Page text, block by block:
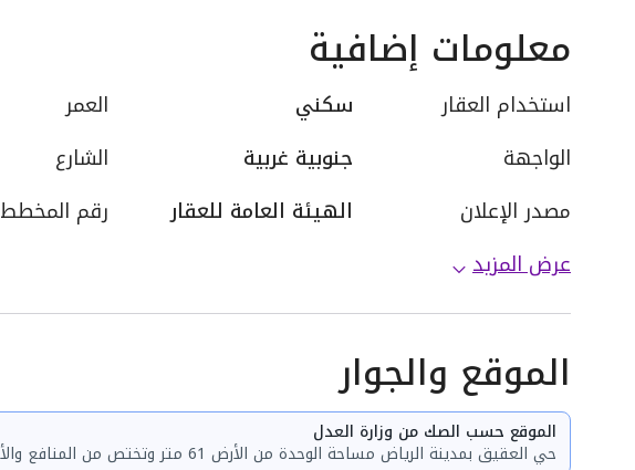
معلومات إضافية
استخدام العقار سكني العمر
الواجهة
جنوبية غربية الشارع
مصدر الإعلان
الهيئة العامة للعقار رقم المخطط
عرض المزيد
الموقع والجوار
الموقع حسب الصك من وزارة العدل
حي العقيق بمدينة الرياض مساحة الوحدة من الأرض 61 متر وتختص من المنافع والأجزاء المشتركة بمساحة 10.32 متر